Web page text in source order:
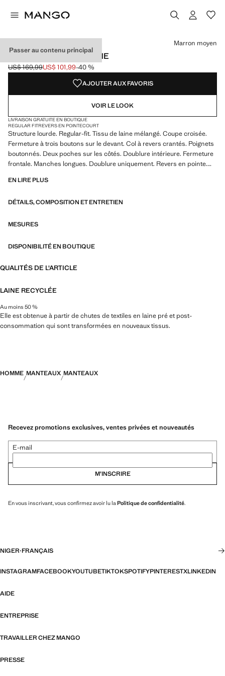
Passer au contenu principal
MANTEAU CROISÉ LAINE
Prix initial barré [US$ 169,99 ]
US$ 169,99
Prix actuel [US$ 101,99 ]
US$ 101,99-40 %
Choisissez une couleur
Marron moyen
AJOUTER AUX FAVORIS
VOIR LE LOOK
LIVRAISON GRATUITE EN BOUTIQUE
REGULAR FITREVERS EN POINTECOURT
Structure lourde. Regular-fit. Tissu de laine mélangé. Coupe croisée.
Fermeture à trois boutons sur le devant. Col à revers crantés. Poignets
boutonnés. Deux poches sur les côtés. Doublure intérieure. Fermeture
frontale. Manches longues. Doublure uniquement. Revers en pointe.
EN LIRE PLUS
DÉTAILS, COMPOSITION ET ENTRETIEN
MESURES
DISPONIBILITÉ EN BOUTIQUE
QUALITÉS DE L'ARTICLE
LAINE RECYCLÉE
Au moins 50 %
Elle est obtenue à partir de chutes de textiles en laine pré et post-
consommation qui sont transformées en nouveaux tissus.
HOMME MANTEAUX MANTEAUX
Recevez promotions exclusives, ventes privées et nouveautés
E-mail
M’INSCRIRE
En vous inscrivant, vous confirmez avoir lu laPolitique de confidentialité.
NIGER·FRANÇAIS
INSTAGRAMFACEBOOKYOUTUBETIKTOKSPOTIFYPINTERESTXLINKEDIN
AIDE
ENTREPRISE
TRAVAILLER CHEZ MANGO
PRESSE